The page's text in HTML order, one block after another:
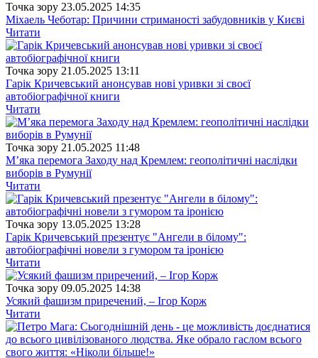
Точка зору 23.05.2025 14:35
Міхаель Чеботар: Причини стриманості забудовників у Києві
Читати
Точка зору 21.05.2025 13:11
Гарік Кричевський анонсував нові уривки зі своєї
автобіографічної книги
Читати
Точка зору 21.05.2025 11:48
М’яка перемога Заходу над Кремлем: геополітичні наслідки
виборів в Румунії
Читати
Точка зору 13.05.2025 13:28
Гарік Кричевський презентує "Ангели в білому":
автобіографічні новели з гумором та іронією
Читати
Точка зору 09.05.2025 14:38
Усякий фашизм приречений, – Ігор Корж
Читати